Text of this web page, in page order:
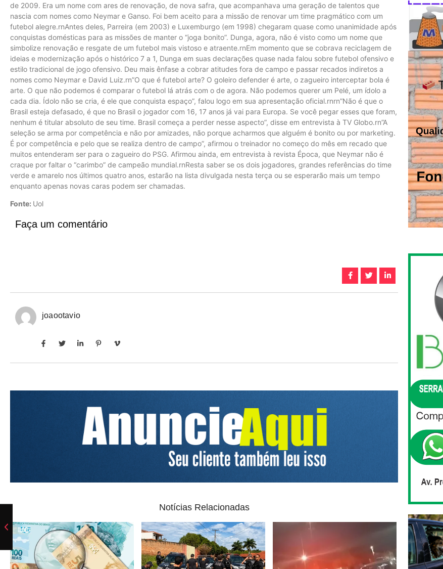
de 2009. Era um nome com ares de renovação, de nova safra, que acompanhava uma geração de talentos que
nascia com nomes como Neymar e Ganso. Foi bem aceito para a missão de renovar um time pragmático com um
futebol alegre.rnAntes deles, Parreira (em 2003) e Luxemburgo (em 1998) chegaram quase como unanimidade após
conquistas domésticas para as missões de manter o “joga bonito”. Dunga, agora, não é visto como um nome que
simbolize renovação e resgate de um futebol mais vistoso e atraente.rnEm momento que se cobrava reciclagem de
ideias e modernização após o histórico 7 a 1, Dunga em suas declarações quase nada falou sobre futebol ofensivo e
estilo tradicional de jogo ofensivo. Deu mais ênfase a cobrar atitudes fora de campo e passar recados indiretos a
nomes como Neymar e David Luiz.rn”O que é futebol arte? O goleiro defender é arte, o zagueiro interceptar bola é
arte. O que não podemos é comparar o futebol lá atrás com o de agora. Não podemos querer um Pelé, um ídolo a
cada dia. Ídolo não se cria, é ele que conquista espaço”, falou logo em sua apresentação oficial.rnrn”Não é que o
Brasil esteja defasado, é que no Brasil o jogador com 16, 17 anos já vai para Europa. Se você pegar esses que foram,
nenhum é titular absoluto de seu time. Brasil começa a perder nesse aspecto”, disse em entrevista à TV Globo.rn”A
seleção se arma por competência e não por amizades, não porque acharmos que alguém é bonito ou por marketing.
É por competência e pelo que se realiza dentro de campo”, afirmou o treinador no começo do mês em recado que
muitos entenderam ser para o zagueiro do PSG. Afirmou ainda, em entrevista à revista Época, que Neymar não é
craque por faltar o “carimbo” de campeão mundial.rnResta saber se os dois jogadores, grandes referências do time
verde e amarelo nos últimos quatro anos, estarão na lista divulgada nesta terça ou se esperarão mais um tempo
enquanto apenas novas caras podem ser chamadas.
Fonte: Uol
Faça um comentário
joaootavio
Notícias Relacionadas